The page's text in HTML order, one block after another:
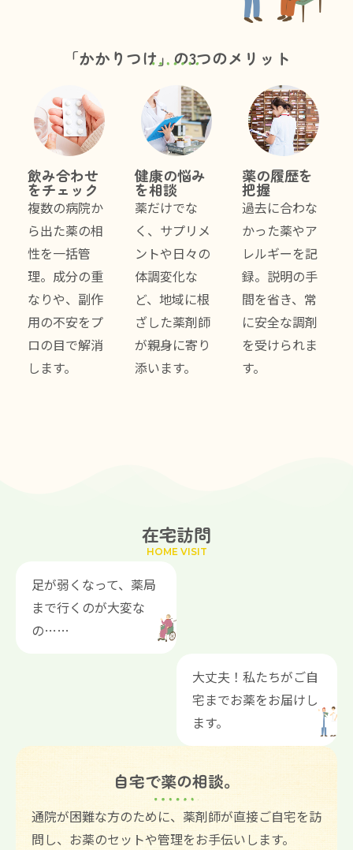
「かかりつけ」の3つのメリット
飲み合わせ
をチェック
複数の病院か
ら出た薬の相
性を一括管
理。成分の重
なりや、副作
用の不安をプ
ロの目で解消
します。
健康の悩み
を相談
薬だけでな
く、サプリメ
ントや日々の
体調変化な
ど、地域に根
ざした薬剤師
が親身に寄り
添います。
薬の履歴を
把握
過去に合わな
かった薬やア
レルギーを記
録。説明の手
間を省き、常
に安全な調剤
を受けられま
す。
在宅訪問
HOME VISIT
足が弱くなって、薬局
まで行くのが大変な
の……
大丈夫！私たちがご自
宅までお薬をお届けし
ます。
自宅で薬の相談。
通院が困難な方のために、薬剤師が直接ご自宅を訪
問し、お薬のセットや管理をお手伝いします。